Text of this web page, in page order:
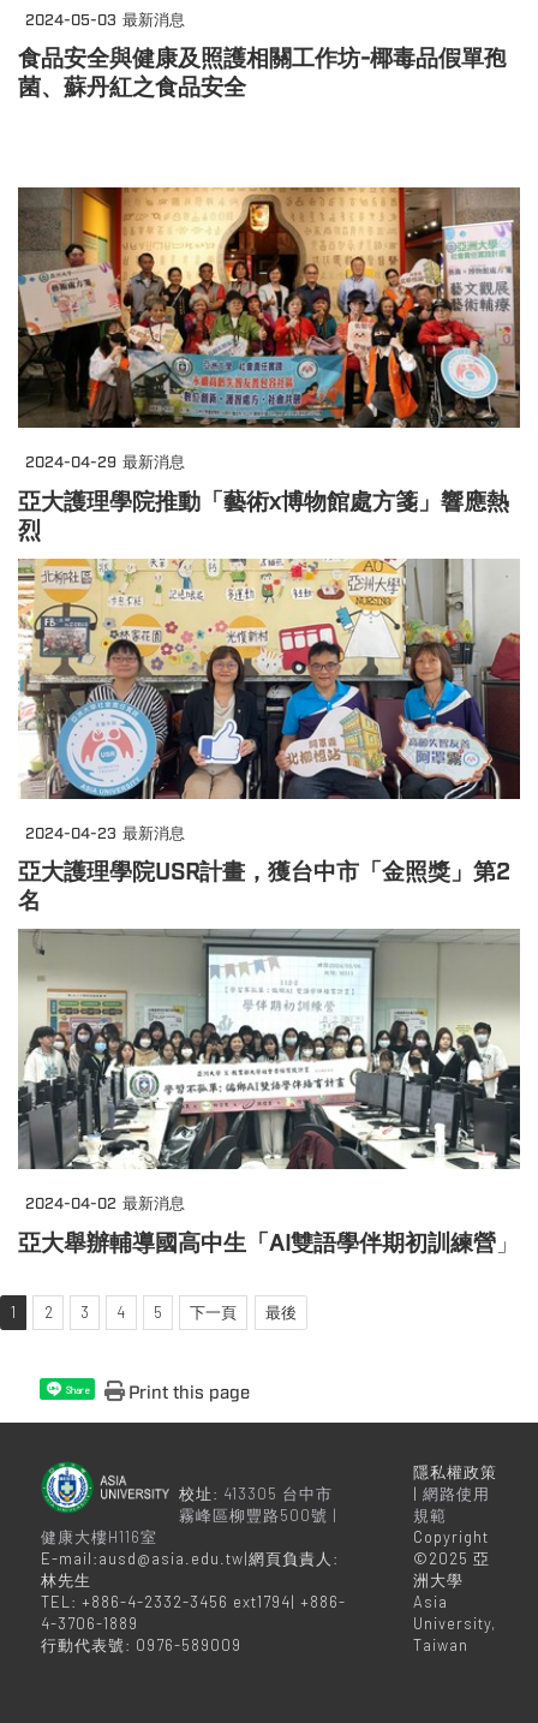
2024-05-03 最新消息
食品安全與健康及照護相關工作坊-椰毒品假單孢
菌、蘇丹紅之食品安全
2024-04-29 最新消息
亞大護理學院推動「藝術x博物館處方箋」響應熱
烈
2024-04-23 最新消息
亞大護理學院USR計畫，獲台中市「金照獎」第2
名
2024-04-02 最新消息
亞大舉辦輔導國高中生「AI雙語學伴期初訓練營 」
1 2 3 4 5 下一頁 最後
Share Print this page
校址: 413305 台中市
霧峰區柳豐路500號 |
健康大樓H116室
E-mail:ausd@asia.edu.tw|網頁負責人:
林先生
TEL: +886-4-2332-3456 ext1794| +886-
4-3706-1889
行動代表號: 0976-589009
隱私權政策
| 網路使用
規範
Copyright
©2025 亞
洲大學
Asia
University,
Taiwan